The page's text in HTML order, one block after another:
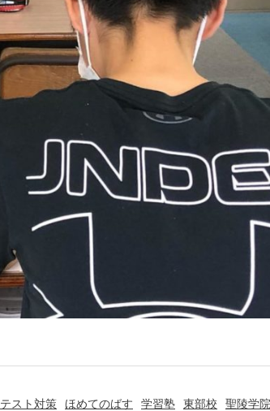
テスト対策 ほめてのばす 学習塾 東部校 聖陵学院